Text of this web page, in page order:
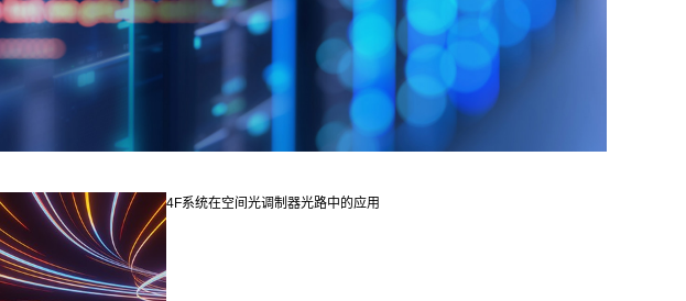
4F系统在空间光调制器光路中的应用